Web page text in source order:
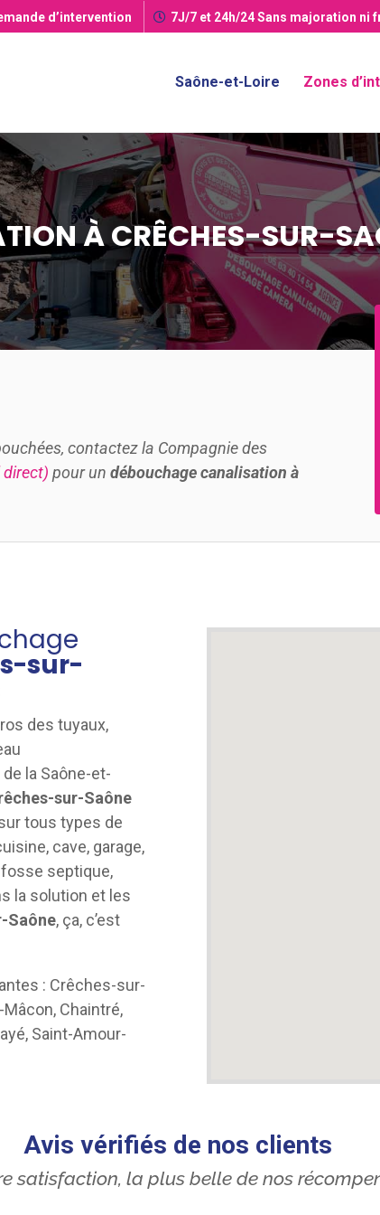
d’intervention 7J/7 et 24h/24Sans majoration ni
Saône-et-Loire Zones
À CRÊCHES-SUR-
contactez la Compagnie des
direct) pour un débouchage canalisation à
sur-
des tuyaux,
la Saône-et-
sur-Saône
tous types de
cave, garage,
fosse septique,
la solution et les
Saône, ça, c’est
: Crêches-sur-
Chaintré,
Saint-Amour-
Avis vérifiés de nos clients
satisfaction, la plus belle de nos